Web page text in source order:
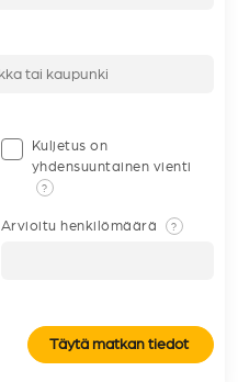
Kuljetus on
yhdensuuntainen vienti
?
Arvioitu henkilömäärä ?
Täytä matkan tiedot